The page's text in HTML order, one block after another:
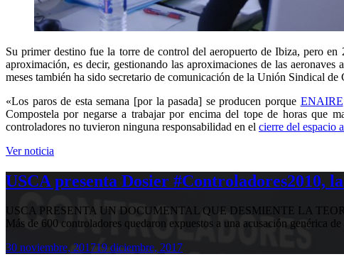
Su primer destino fue la torre de control del aeropuerto de Ibiza, pero
aproximación, es decir, gestionando las aproximaciones de las
meses también ha sido secretario de comunicación de la Unión Sindical de
«Los paros de esta semana [por la pasada] se producen porque ENAIRE
Compostela por negarse a trabajar por encima del tope de horas que
controladores no tuvieron ninguna responsabilidad en el cierre del espacio
Ver noticia
USCA presenta Dosier #Controladores2010,
USCA PRESENTA UN DOCUMENTAL QUE DESMIENTE LA
Más de 600 controladores quedaron expuestos a una acusación genérica
30 noviembre, 201719 diciembre, 2017